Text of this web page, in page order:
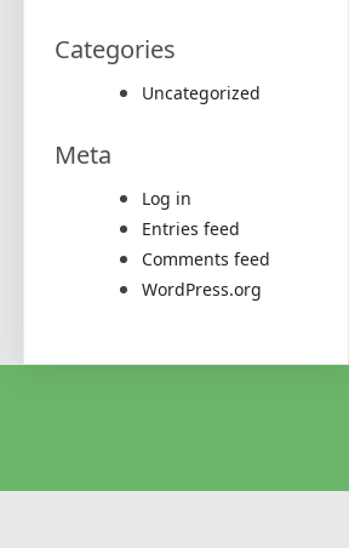
Categories
Uncategorized
Meta
Log in
Entries feed
Comments feed
WordPress.org